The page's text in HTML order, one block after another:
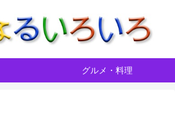
グルメ・料理